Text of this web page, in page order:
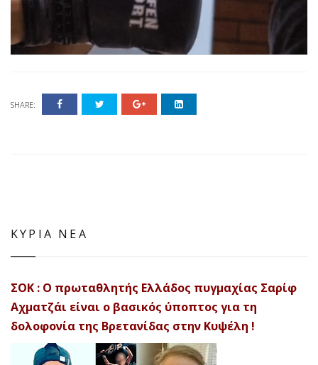
SHARE:
ΚΥΡΙΑ ΝΕΑ
ΣΟΚ : Ο πρωταθλητής Ελλάδος πυγμαχίας Σαρίφ
Αχματζάι είναι ο βασικός ύποπτος για τη
δολοφονία της Βρετανίδας στην Κυψέλη !